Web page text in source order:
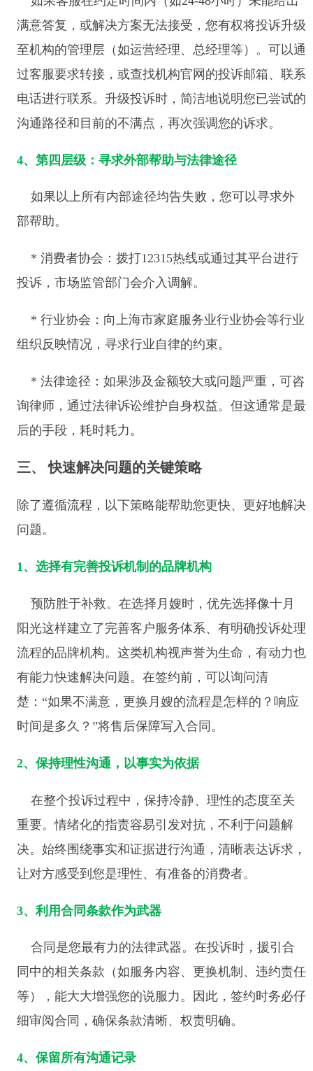
满意答复，或解决方案无法接受，您有权将投诉升级
至机构的管理层（如运营经理、总经理等）。可以通
过客服要求转接，或查找机构官网的投诉邮箱、联系
电话进行联系。升级投诉时，简洁地说明您已尝试的
沟通路径和目前的不满点，再次强调您的诉求。
4、第四层级：寻求外部帮助与法律途径
如果以上所有内部途径均告失败，您可以寻求外
部帮助。
* 消费者协会：拨打12315热线或通过其平台进行
投诉，市场监管部门会介入调解。
* 行业协会：向上海市家庭服务业行业协会等行业
组织反映情况，寻求行业自律的约束。
* 法律途径：如果涉及金额较大或问题严重，可咨
询律师，通过法律诉讼维护自身权益。但这通常是最
后的手段，耗时耗力。
三、 快速解决问题的关键策略
除了遵循流程，以下策略能帮助您更快、更好地解决
问题。
1、选择有完善投诉机制的品牌机构
预防胜于补救。在选择月嫂时，优先选择像十月
阳光这样建立了完善客户服务体系、有明确投诉处理
流程的品牌机构。这类机构视声誉为生命，有动力也
有能力快速解决问题。在签约前，可以询问清
楚：“如果不满意，更换月嫂的流程是怎样的？响应
时间是多久？”将售后保障写入合同。
2、保持理性沟通，以事实为依据
在整个投诉过程中，保持冷静、理性的态度至关
重要。情绪化的指责容易引发对抗，不利于问题解
决。始终围绕事实和证据进行沟通，清晰表达诉求，
让对方感受到您是理性、有准备的消费者。
3、利用合同条款作为武器
合同是您最有力的法律武器。在投诉时，援引合
同中的相关条款（如服务内容、更换机制、违约责任
等），能大大增强您的说服力。因此，签约时务必仔
细审阅合同，确保条款清晰、权责明确。
4、保留所有沟通记录